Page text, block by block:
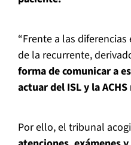
“Frente a las
de la recurrente,
forma de comunicar a
actuar del ISL y la
Por ello, el tribunal